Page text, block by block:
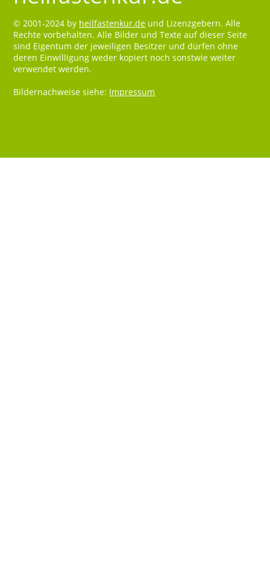
© 2001-2024 by heilfastenkur.de und Lizenzgebern. Alle
Rechte vorbehalten. Alle Bilder und Texte auf dieser Seite
sind Eigentum der jeweiligen Besitzer und dürfen ohne
deren Einwilligung weder kopiert noch sonstwie weiter
verwendet werden.
Bildernachweise siehe: Impressum